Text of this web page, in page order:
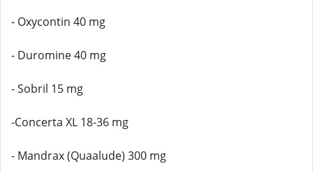
- Oxycontin 40 mg
- Duromine 40 mg
- Sobril 15 mg
-Concerta XL 18-36 mg
- Mandrax (Quaalude) 300 mg